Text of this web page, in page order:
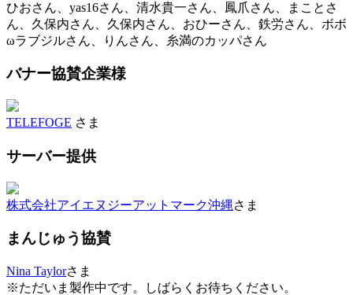
ひおさん、yas16さん、清水貴一さん、鳳爪さん、まことさ
ん、久保内さん、久保内さん、おひーさん、鉄労さん、ボボ
ωラブジルさん、りんさん、糸満のカッパさん
バナー協賛企業様
TELEFOGE さま
サーバー提供
株式会社アイエヌジーアットマーク沖縄さま
まんじゅう協賛
Nina Taylorさま
※ただいま製作中です。しばらくお待ちください。